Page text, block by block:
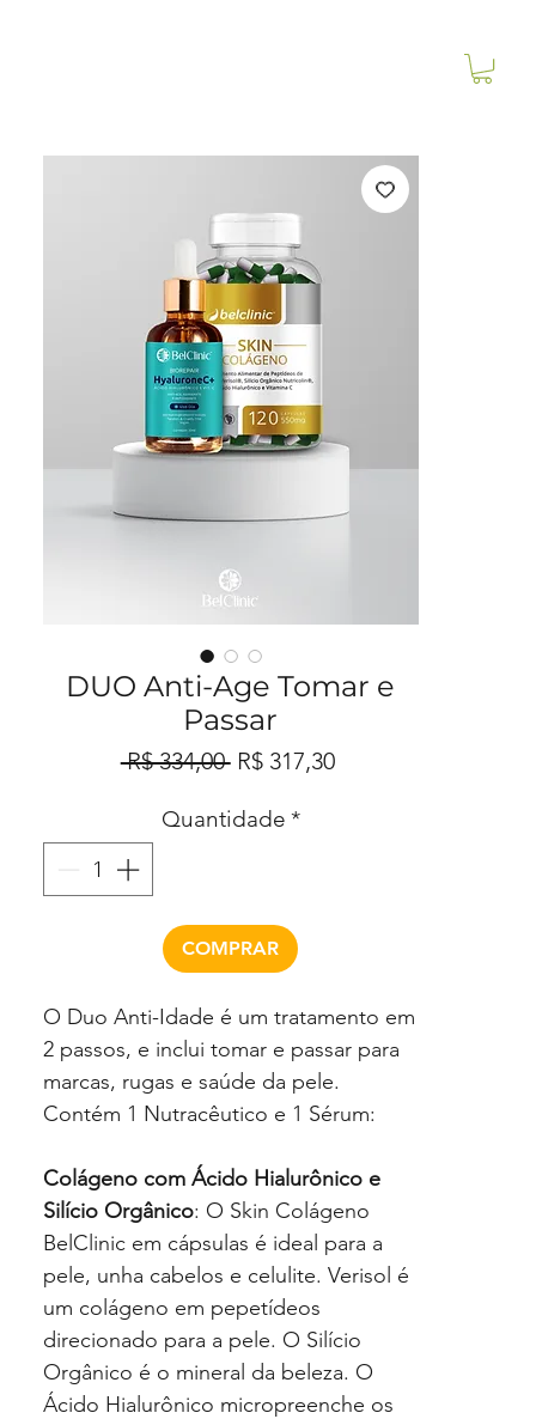
DUO Anti-Age Tomar e
Passar
R$ 334,00 Preço
R$ 317,30Preço
Quantidade *
COMPRAR
O Duo Anti-Idade é um tratamento em
2 passos, e inclui tomar e passar para
marcas, rugas e saúde da pele.
Contém 1 Nutracêutico e 1 Sérum:
Colágeno com Ácido Hialurônico e
Silício Orgânico: O Skin Colágeno
BelClinic em cápsulas é ideal para a
pele, unha cabelos e celulite. Verisol é
um colágeno em pepetídeos
direcionado para a pele. O Silício
Orgânico é o mineral da beleza. O
Ácido Hialurônico micropreenche os